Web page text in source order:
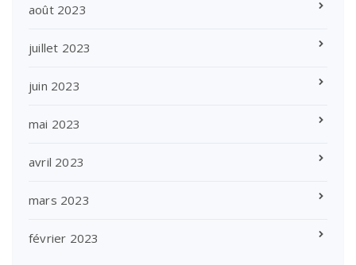
août 2023
juillet 2023
juin 2023
mai 2023
avril 2023
mars 2023
février 2023